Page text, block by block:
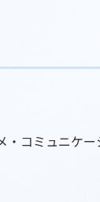
コミュニケー